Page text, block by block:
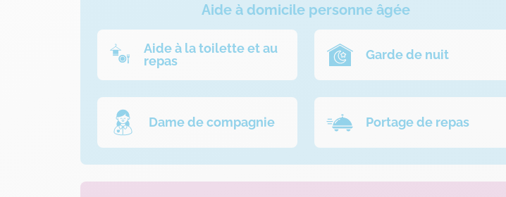
Aide à domicile personne âgée
Aide à la toilette et au
repas
Garde de nuit
Dame de compagnie Portage de repas